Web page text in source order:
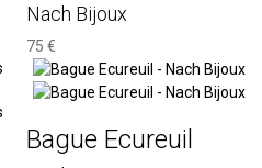
Nach Bijoux
75 €
Bague Ecureuil